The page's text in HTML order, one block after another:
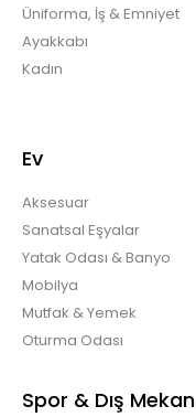
Üniforma, İş & Emniyet
Ayakkabı
Kadın
Ev
Aksesuar
Sanatsal Eşyalar
Yatak Odası & Banyo
Mobilya
Mutfak & Yemek
Oturma Odası
Spor & Dış Mekan